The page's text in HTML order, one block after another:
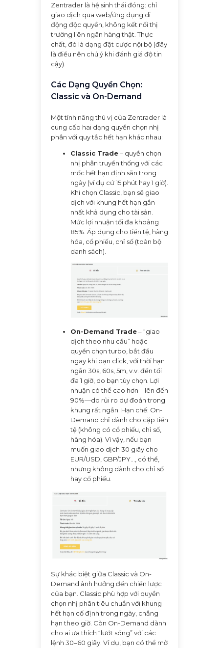
Zentrader là hệ sinh thái đóng: chỉ
giao dịch qua web/ứng dụng di
động độc quyền, không kết nối thị
trường liên ngân hàng thật. Thực
chất, đó là dạng đặt cược nội bộ (đây
là điều nên chú ý khi đánh giá độ tin
cậy).
Các Dạng Quyền Chọn:
Classic và On-Demand
Một tính năng thú vị của Zentrader là
cung cấp hai dạng quyền chọn nhị
phân với quy tắc hết hạn khác nhau:
Classic Trade– quyền chọn
nhị phân truyền thống với các
mốc hết hạn định sẵn trong
ngày (ví dụ cứ 15 phút hay 1 giờ).
Khi chọn Classic, bạn sẽ giao
dịch với khung hết hạn gần
nhất khả dụng cho tài sản.
Mức lợi nhuận tối đa khoảng
85%. Áp dụng cho tiền tệ, hàng
hóa, cổ phiếu, chỉ số (toàn bộ
danh sách).
On-Demand Trade– “giao
dịch theo nhu cầu” hoặc
quyền chọn turbo, bắt đầu
ngay khi bạn click, với thời hạn
ngắn 30s, 60s, 5m, v.v. đến tối
đa 1 giờ, do bạn tùy chọn. Lợi
nhuận có thể cao hơn—lên đến
90%—do rủi ro dự đoán trong
khung rất ngắn. Hạn chế: On-
Demand chỉ dành cho cặp tiền
tệ (không có cổ phiếu, chỉ số,
hàng hóa). Vì vậy, nếu bạn
muốn giao dịch 30 giây cho
EUR/USD, GBP/JPY..., có thể,
nhưng không dành cho chỉ số
hay cổ phiếu.
Sự khác biệt giữa Classic và On-
Demand ảnh hưởng đến chiến lược
của bạn. Classic phù hợp với quyền
chọn nhị phân tiêu chuẩn với khung
hết hạn cố định trong ngày, chẳng
hạn theo giờ. Còn On-Demand dành
cho ai ưa thích “lướt sóng” với các
lệnh 30–60 giây. Ví dụ, bạn có thể mở